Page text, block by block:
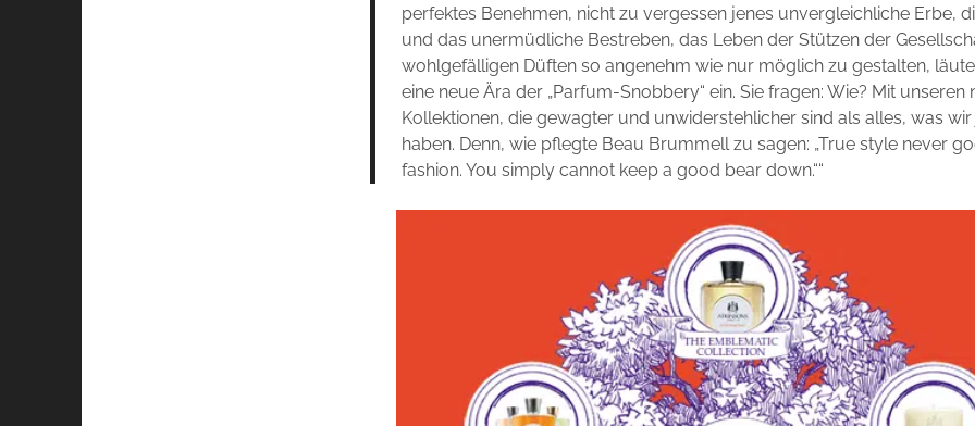
perfektes Benehmen, nicht zu vergessen jenes unvergleichliche Erbe,
und das unermüdliche Bestreben, das Leben der Stützen der
wohlgefälligen Düften so angenehm wie nur möglich zu gestalten,
eine neue Ära der „Parfum-Snobbery“ ein. Sie fragen: Wie? Mit unseren
Kollektionen, die gewagter und unwiderstehlicher sind als alles, was
haben. Denn, wie pflegte Beau Brummell zu sagen: „True style never
fashion. You simply cannot keep a good bear down.““